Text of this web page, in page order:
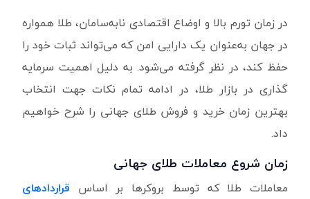
در زمان تورم بالا و اوضاع اقتصادی نا‌به‌‌سامان، طلا همواره
در جهان به‌عنوان یک دارایی امن که می‌تواند ثبات خود را
حفظ کند، در نظر گرفته می‌شود. به دلیل اهمیت سرمایه
گذاری در بازار طلا، در ادامه تمام نکات جهت انتخاب
بهترین زمان خرید و فروش طلای جهانی را شرح خواهیم
داد.
زمان شروع معاملات طلای جهانی
معاملات طلا که توسط بروکر‌ها بر اساس قراردادهای